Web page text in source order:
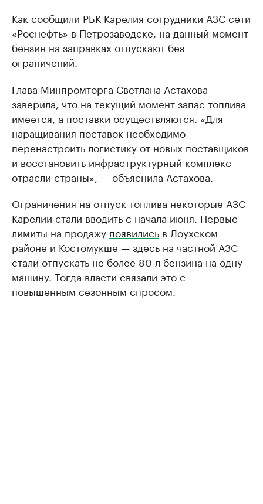
Как сообщили РБК Карелия сотрудники АЗС сети
«Роснефть» в Петрозаводске, на данный момент
бензин на заправках отпускают без
ограничений.
Глава Минпромторга Светлана Астахова
заверила, что на текущий момент запас топлива
имеется, а поставки осуществляются. «Для
наращивания поставок необходимо
перенастроить логистику от новых поставщиков
и восстановить инфраструктурный комплекс
отрасли страны», — объяснила Астахова.
Ограничения на отпуск топлива некоторые АЗС
Карелии стали вводить с начала июня. Первые
лимиты на продажу появились в Лоухском
районе и Костомукше — здесь на частной АЗС
стали отпускать не более 80 л бензина на одну
машину. Тогда власти связали это с
повышенным сезонным спросом.